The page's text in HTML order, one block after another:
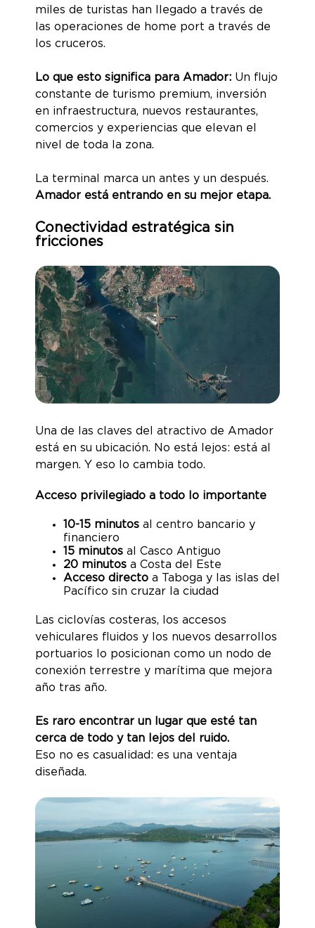
miles de turistas han llegado a través de
las operaciones de home port a través de
los cruceros.
Lo que esto significa para Amador: Un flujo
constante de turismo premium, inversión
en infraestructura, nuevos restaurantes,
comercios y experiencias que elevan el
nivel de toda la zona.
La terminal marca un antes y un después.
Amador está entrando en su mejor etapa.
Conectividad estratégica sin
fricciones
Una de las claves del atractivo de Amador
está en su ubicación. No está lejos: está al
margen. Y eso lo cambia todo.
Acceso privilegiado a todo lo importante
10-15 minutos al centro bancario y
financiero
15 minutos al Casco Antiguo
20 minutos a Costa del Este
Acceso directo a Taboga y las islas del
Pacífico sin cruzar la ciudad
Las ciclovías costeras, los accesos
vehiculares fluidos y los nuevos desarrollos
portuarios lo posicionan como un nodo de
conexión terrestre y marítima que mejora
año tras año.
Es raro encontrar un lugar que esté tan
cerca de todo y tan lejos del ruido.
Eso no es casualidad: es una ventaja
diseñada.